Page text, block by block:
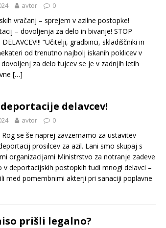
avtor 0
vračanj – sprejem v azilne postopke!
– dovoljenja za delo in bivanje! STOP
DELAVCEV!!! “Učitelji, gradbinci, skladiščniki in
od trenutno najbolj iskanih poklicev v
dovoljenj za delo tujcev se je v zadnjih letih
[…]
delavcev!
avtor 0
Rog se še naprej zavzemamo za ustavitev
prosilcev za azil. Lani smo skupaj s
organizacijami Ministrstvo za notranje zadeve
v deportacijskih postopkih tudi mnogi delavci –
med pomembnimi akterji pri sanaciji poplavne
prišli legalno?